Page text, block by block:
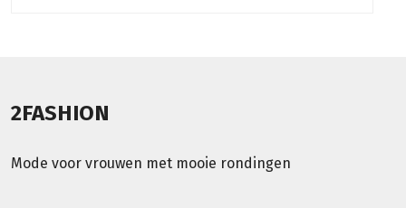
2FASHION
Mode voor vrouwen met mooie rondingen